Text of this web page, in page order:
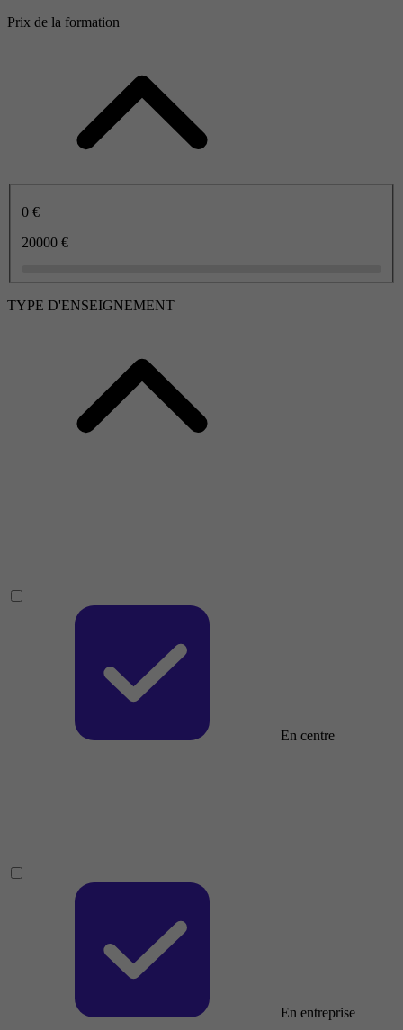
Prix de la formation
0 €
20000 €
TYPE D'ENSEIGNEMENT
En centre
En entreprise